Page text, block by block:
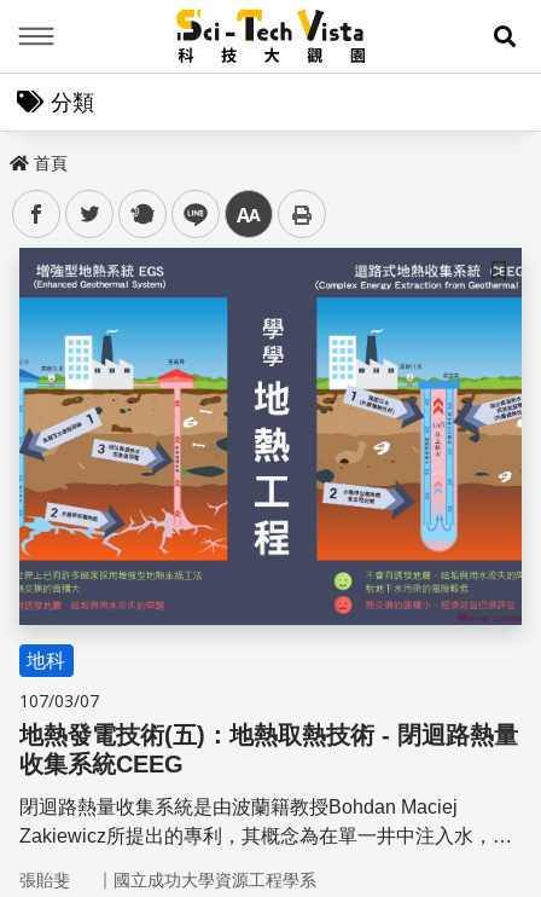
展
分類
首頁
facebooktwitter plurk line 中
儲存
地科
107/03/07
地熱發電技術(五)：地熱取熱技術 - 閉迴路熱量
收集系統CEEG
閉迴路熱量收集系統是由波蘭籍教授Bohdan Maciej
Zakiewicz所提出的專利，其概念為在單一井中注入水，吸
張貽斐 ｜ 國立成功大學資源工程學系